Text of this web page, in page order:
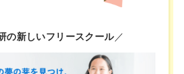
の新しいフリースクール／